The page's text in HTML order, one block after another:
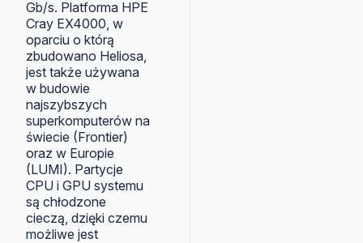
Gb/s. Platforma HPE
Cray EX4000, w
oparciu o którą
zbudowano Heliosa,
jest także używana
w budowie
najszybszych
superkomputerów na
świecie (Frontier)
oraz w Europie
(LUMI). Partycje
CPU i GPU systemu
są chłodzone
cieczą, dzięki czemu
możliwe jest